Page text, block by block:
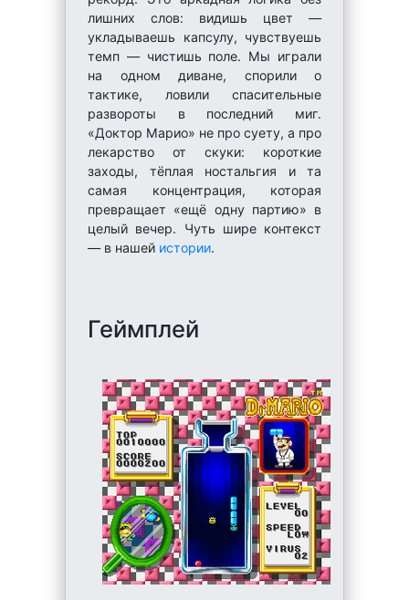
лишних слов: видишь цвет —
укладываешь капсулу, чувствуешь
темп — чистишь поле. Мы играли
на одном диване, спорили о
тактике, ловили спасительные
развороты в последний миг.
«Доктор Марио» не про суету, а про
лекарство от скуки: короткие
заходы, тёплая ностальгия и та
самая концентрация, которая
превращает «ещё одну партию» в
целый вечер. Чуть шире контекст
— в нашей истории.
Геймплей